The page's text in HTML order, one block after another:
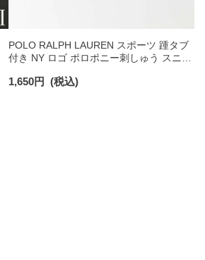
POLO RALPH LAUREN スポーツ 踵タブ
付き NY ロゴ ポロポニー刺しゅう スニー
ソックス 02022328
1,650円 (税込)